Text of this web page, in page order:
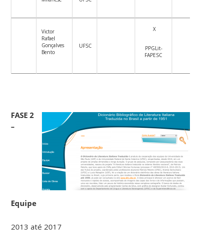
Victor
Rafael
Gonçalves
Bento
UFSC
X
PPGLit-
FAPESC
FASE 2
–
Equipe
2013 até 2017